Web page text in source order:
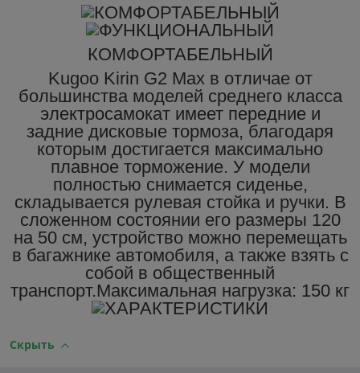
КОМФОРТАБЕЛЬНЫЙ
Kugoo Kirin G2 Max в отличае от
большинства моделей среднего класса
электросамокат имеет передние и
задние дисковые тормоза, благодаря
которым достигается максимально
плавное торможение. У модели
полностью снимается сиденье,
складывается рулевая стойка и ручки. В
сложенном состоянии его размеры 120
на 50 см, устройство можно перемещать
в багажнике автомобиля, а также взять с
собой в общественный
транспорт.Максимальная нагрузка: 150 кг
Скрыть